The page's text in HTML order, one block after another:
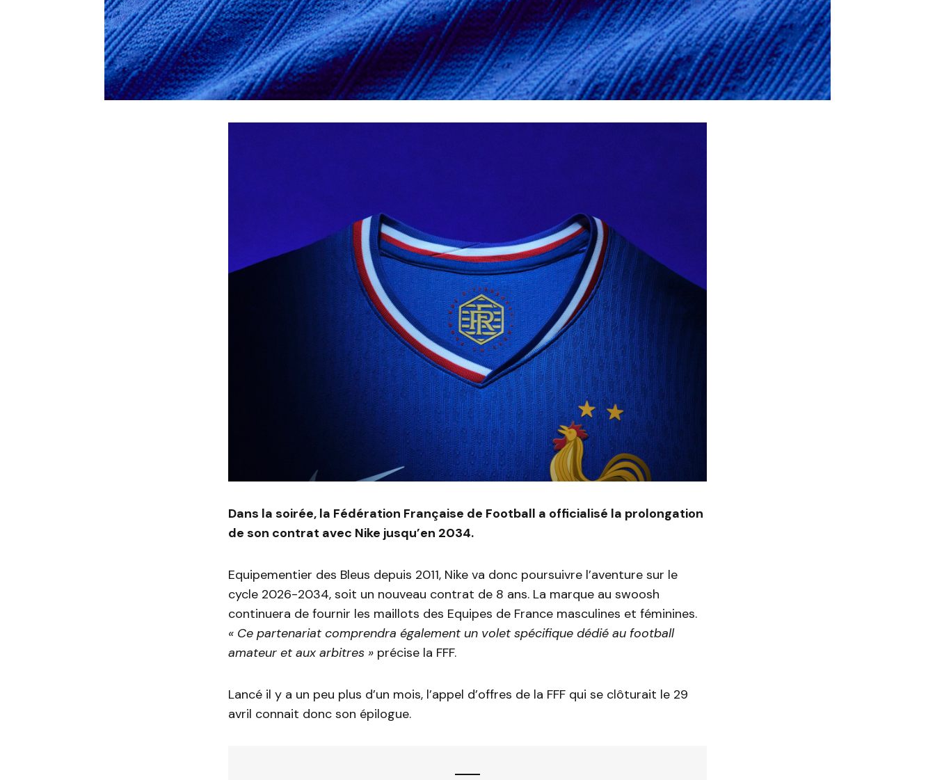
Dans la soirée, la Fédération Française de Football a officialisé la prolongation
de son contrat avec Nike jusqu’en 2034.
Equipementier des Bleus depuis 2011, Nike va donc poursuivre l’aventure sur le
cycle 2026-2034, soit un nouveau contrat de 8 ans. La marque au swoosh
continuera de fournir les maillots des Equipes de France masculines et féminines.
« Ce partenariat comprendra également un volet spécifique dédié au football
amateur et aux arbitres » précise la FFF.
Lancé il y a un peu plus d’un mois, l’appel d’offres de la FFF qui se clôturait le 29
avril connait donc son épilogue.